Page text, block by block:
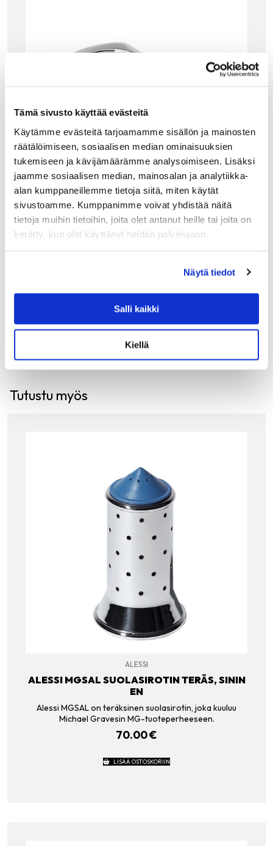
Tämä sivusto käyttää evästeitä
Käytämme evästeitä tarjoamamme sisällön ja mainosten
räätälöimiseen, sosiaalisen median ominaisuuksien
tukemiseen ja kävijämäärämme analysoimiseen. Lisäksi
jaamme sosiaalisen median, mainosalan ja analytiikka-
alan kumppaneillemme tietoja siitä, miten käytät
sivustoamme. Kumppanimme voivat yhdistää näitä
tietoja muihin tietoihin, joita olet antanut heille tai joita on
kerätty, kun olet käyttänyt heidän palvelujaan.
Näytä tiedot
Salli kaikki
Kiellä
ALESSI
ALESSI PARMENIDE RAASTIN, HUURRE VALK
OINEN
Alessin Parmenide on tyylikäs ja käytännöllinen
parmesaaniraastin. Juusto menee raastimesta suoraan
Raastinosa on irroitettava…
26.50€
Tutustu myös
ALESSI
ALESSI MGSAL SUOLASIROTIN TERÄS, SININ
EN
Alessi MGSAL on teräksinen suolasirotin, joka kuuluu
Michael Gravesin MG-tuoteperheeseen.
70.00€
LISÄÄ OSTOSKORIIN